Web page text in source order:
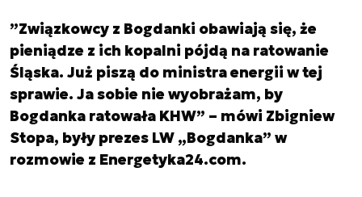
”Związkowcy z Bogdanki obawiają się, że
pieniądze z ich kopalni pójdą na ratowanie
Śląska. Już piszą do ministra energii w tej
sprawie. Ja sobie nie wyobrażam, by
Bogdanka ratowała KHW” – mówi Zbigniew
Stopa, były prezes LW „Bogdanka” w
rozmowie z Energetyka24.com.